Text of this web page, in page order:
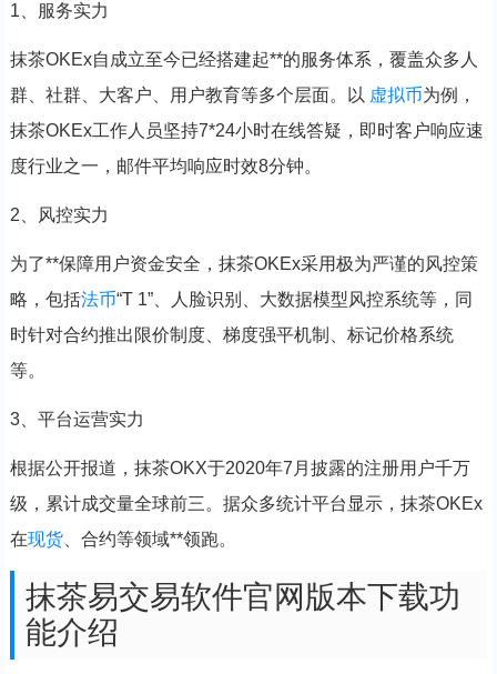
1、服务实力
抹茶OKEx自成立至今已经搭建起**的服务体系，覆盖众多人
群、社群、大客户、用户教育等多个层面。以 虚拟币为例，
抹茶OKEx工作人员坚持7*24小时在线答疑，即时客户响应速
度行业之一，邮件平均响应时效8分钟。
2、风控实力
为了**保障用户资金安全，抹茶OKEx采用极为严谨的风控策
略，包括法币“T 1”、人脸识别、大数据模型风控系统等，同
时针对合约推出限价制度、梯度强平机制、标记价格系统
等。
3、平台运营实力
根据公开报道，抹茶OKX于2020年7月披露的注册用户千万
级，累计成交量全球前三。据众多统计平台显示，抹茶OKEx
在现货、合约等领域**领跑。
抹茶易交易软件官网版本下载功
能介绍